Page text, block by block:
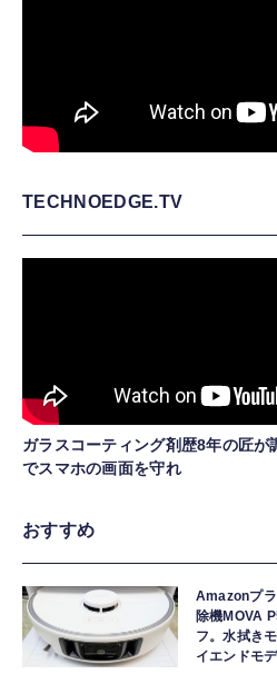
TECHNOEDGE.TV
ガラスコーティング剤歴8年の匠が
でスマホの画面を守れ
おすすめ
Amazonプ
除機MOVA
フ。水拭き
イエンドモ